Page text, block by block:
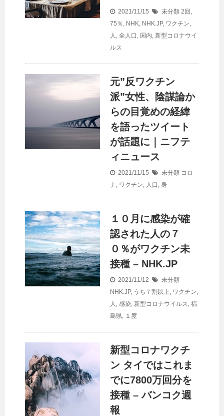
2021/11/15 未分類 2回 ,
75％ , NHK, NHK.JP, ワクチン,
人 , 全人口 , 国内, 新型コロナウイ
ルス
元”反ワクチン
派”女性、陰謀論か
らの目覚めの経緯
を語ったツイート
が話題に｜ニフテ
ィニュース
2021/11/15 未分類 コロ
ナ, ワクチン, 人口 , 身
１０月に感染が確
認された人の７
０％がワクチン未
接種 – NHK.JP
2021/11/12
未分類
NHK.JP, うち７割以上, ワクチン,
人 , 感染, 新型コロナウイルス, 福
島県, １度
新型コロナワクチ
ン タイではこれま
でに7800万回分を
接種 – バンコク週
報